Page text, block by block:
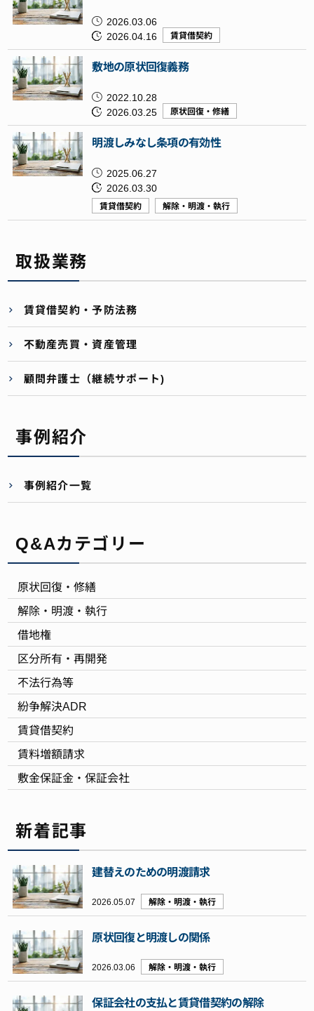
2026.03.06
2026.04.16
賃貸借契約
敷地の原状回復義務
2022.10.28
2026.03.25
原状回復・修繕
明渡しみなし条項の有効性
2025.06.27
2026.03.30
賃貸借契約 解除・明渡・執行
取扱業務
賃貸借契約・予防法務
不動産売買・資産管理
顧問弁護士（継続サポート)
事例紹介
事例紹介一覧
Q&Aカテゴリー
原状回復・修繕
解除・明渡・執行
借地権
区分所有・再開発
不法行為等
紛争解決ADR
賃貸借契約
賃料増額請求
敷金保証金・保証会社
新着記事
建替えのための明渡請求
2026.05.07 解除・明渡・執行
原状回復と明渡しの関係
2026.03.06 解除・明渡・執行
保証会社の支払と賃貸借契約の解除